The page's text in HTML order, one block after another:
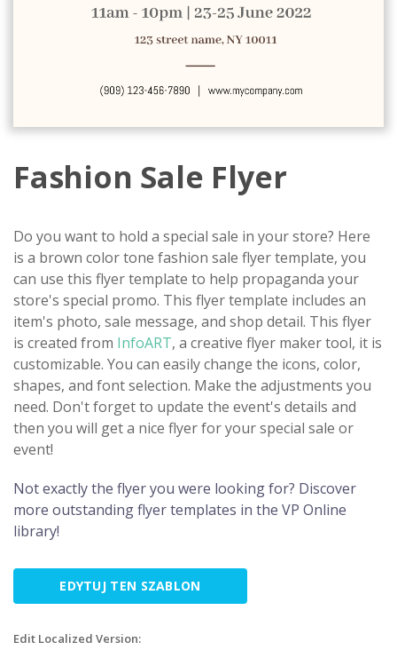
Fashion Sale Flyer
Do you want to hold a special sale in your store? Here
is a brown color tone fashion sale flyer template, you
can use this flyer template to help propaganda your
store's special promo. This flyer template includes an
item's photo, sale message, and shop detail. This flyer
is created from InfoART, a creative flyer maker tool, it is
customizable. You can easily change the icons, color,
shapes, and font selection. Make the adjustments you
need. Don't forget to update the event's details and
then you will get a nice flyer for your special sale or
event!
Not exactly the flyer you were looking for? Discover
more outstanding flyer templates in the VP Online
library!
EDYTUJ TEN SZABLON
Edit Localized Version: